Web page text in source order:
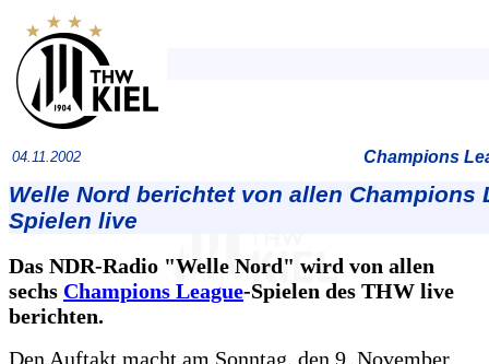
04.11.2002 Champions
Welle Nord berichtet von allen Champions
Spielen live
Das NDR-Radio "Welle Nord" wird von allen
sechs Champions League-Spielen des THW live
berichten.
Den Auftakt macht am Sonntag, den 9. November,